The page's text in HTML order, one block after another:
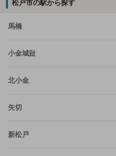
松戸市の駅から探す
馬橋
小金城趾
北小金
矢切
新松戸